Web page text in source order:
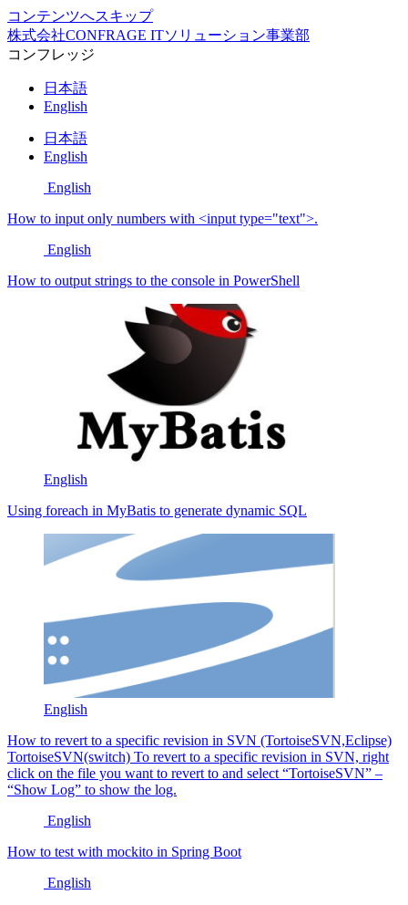
コンテンツへスキップ
株式会社CONFRAGE ITソリューション事業部
コンフレッジ
日本語
English
日本語
English
English
How to input only numbers with <input type="text">.
English
How to output strings to the console in PowerShell
English
Using foreach in MyBatis to generate dynamic SQL
English
How to revert to a specific revision in SVN (TortoiseSVN,Eclipse)
TortoiseSVN(switch) To revert to a specific revision in SVN, right
click on the file you want to revert to and select “TortoiseSVN” –
“Show Log” to show the log.
English
How to test with mockito in Spring Boot
English